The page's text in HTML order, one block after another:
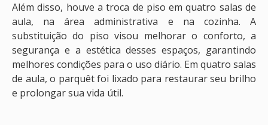
Além disso, houve a troca de piso em quatro salas de
aula, na área administrativa e na cozinha. A
substituição do piso visou melhorar o conforto, a
segurança e a estética desses espaços, garantindo
melhores condições para o uso diário. Em quatro salas
de aula, o parquêt foi lixado para restaurar seu brilho
e prolongar sua vida útil.